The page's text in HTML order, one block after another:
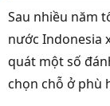
Sau nhiều năm
nước Indonesia
quát một số
chọn chỗ ở phù